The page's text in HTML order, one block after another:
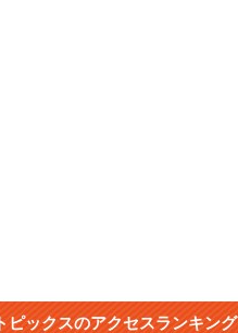
ピックスのアクセスランキング